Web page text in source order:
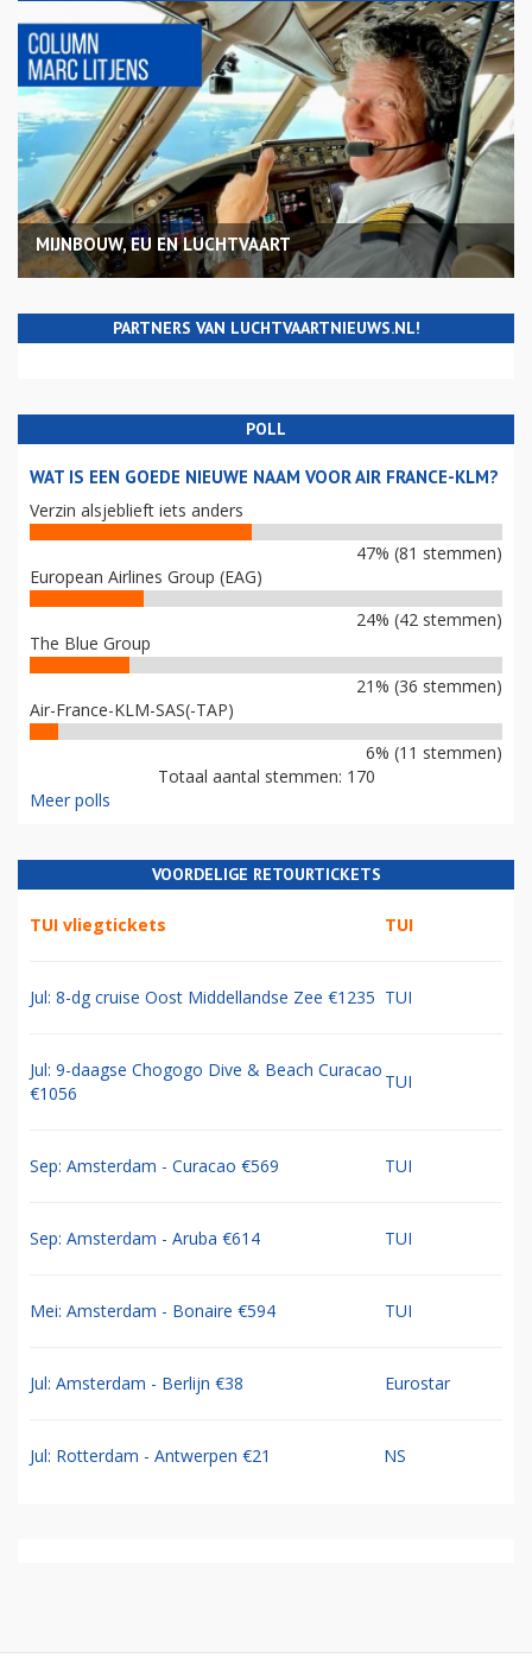
MIJNBOUW, EU EN LUCHTVAART
PARTNERS VAN LUCHTVAARTNIEUWS.NL!
POLL
WAT IS EEN GOEDE NIEUWE NAAM VOOR AIR FRANCE-KLM?
Verzin alsjeblieft iets anders
47% (81 stemmen)
European Airlines Group (EAG)
24% (42 stemmen)
The Blue Group
21% (36 stemmen)
Air-France-KLM-SAS(-TAP)
6% (11 stemmen)
Totaal aantal stemmen: 170
Meer polls
VOORDELIGE RETOURTICKETS
TUI vliegtickets TUI
Jul: 8-dg cruise Oost Middellandse Zee €1235 TUI
Jul: 9-daagse Chogogo Dive & Beach Curacao
€1056
TUI
Sep: Amsterdam - Curacao €569 TUI
Sep: Amsterdam - Aruba €614 TUI
Mei: Amsterdam - Bonaire €594 TUI
Jul: Amsterdam - Berlijn €38 Eurostar
Jul: Rotterdam - Antwerpen €21 NS